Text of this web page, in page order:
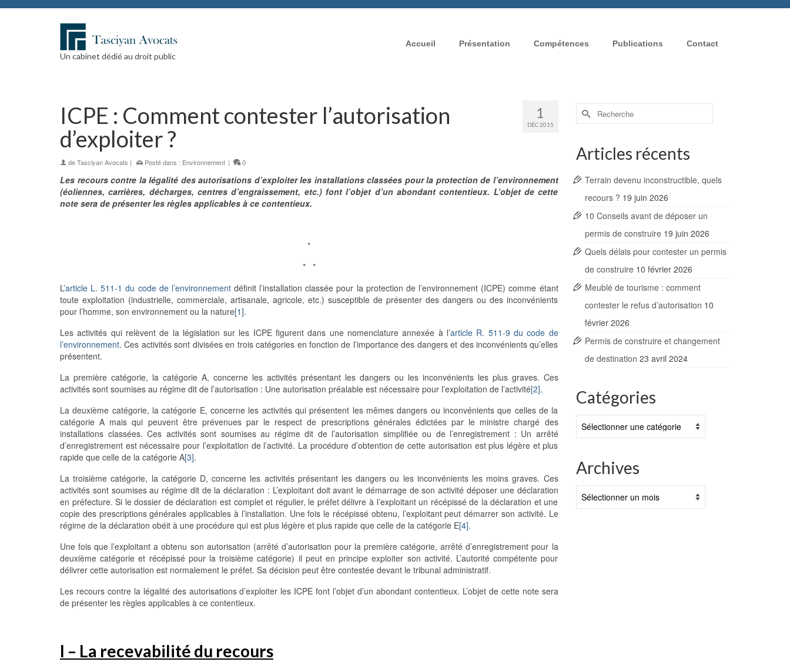
Un cabinet dédié au droit public
Accueil Présentation Compétences Publications Contact
1
DÉC 2015
ICPE : Comment contester l’autorisation
d’exploiter ?
deTasciyan Avocats | Posté dans : Environnement | 0
Les recours contre la légalité des autorisations d’exploiter les installations classées pour la protection de l’environnement
(éoliennes, carrières, décharges, centres d’engraissement, etc.) font l’objet d’un abondant contentieux. L’objet de cette
note sera de présenter les règles applicables à ce contentieux.
*
* *
L’article L. 511-1 du code de l’environnementdéfinit l’installation classée pour la protection de l’environnement (ICPE) comme étant
toute exploitation (industrielle, commerciale, artisanale, agricole, etc.) susceptible de présenter des dangers ou des inconvénients
pour l’homme, son environnement ou la nature[1].
Les activités qui relèvent de la législation sur les ICPE figurent dans une nomenclature annexée à l’article R. 511-9 du code de
l’environnement. Ces activités sont divisées en trois catégories en fonction de l’importance des dangers et des inconvénients qu’elles
présentent.
La première catégorie, la catégorie A, concerne les activités présentant les dangers ou les inconvénients les plus graves. Ces
activités sont soumises au régime dit de l’autorisation : Une autorisation préalable est nécessaire pour l’exploitation de l’activité[2].
La deuxième catégorie, la catégorie E, concerne les activités qui présentent les mêmes dangers ou inconvénients que celles de la
catégorie A mais qui peuvent être prévenues par le respect de prescriptions générales édictées par le ministre chargé des
installations classées. Ces activités sont soumises au régime dit de l’autorisation simplifiée ou de l’enregistrement : Un arrêté
d’enregistrement est nécessaire pour l’exploitation de l’activité. La procédure d’obtention de cette autorisation est plus légère et plus
rapide que celle de la catégorie A[3].
La troisième catégorie, la catégorie D, concerne les activités présentant les dangers ou les inconvénients les moins graves. Ces
activités sont soumises au régime dit de la déclaration : L’exploitant doit avant le démarrage de son activité déposer une déclaration
en préfecture. Si le dossier de déclaration est complet et régulier, le préfet délivre à l’exploitant un récépissé de la déclaration et une
copie des prescriptions générales applicables à l’installation. Une fois le récépissé obtenu, l’exploitant peut démarrer son activité. Le
régime de la déclaration obéit à une procédure qui est plus légère et plus rapide que celle de la catégorie E[4].
Une fois que l’exploitant a obtenu son autorisation (arrêté d’autorisation pour la première catégorie, arrêté d’enregistrement pour la
deuxième catégorie et récépissé pour la troisième catégorie) il peut en principe exploiter son activité. L’autorité compétente pour
délivrer cette autorisation est normalement le préfet. Sa décision peut être contestée devant le tribunal administratif.
Les recours contre la légalité des autorisations d’exploiter les ICPE font l’objet d’un abondant contentieux. L’objet de cette note sera
de présenter les règles applicables à ce contentieux.
I – La recevabilité du recours
Rechercher :
Articles récents
Terrain devenu inconstructible, quels
recours ? 19 juin 2026
10 Conseils avant de déposer un
permis de construire 19 juin 2026
Quels délais pour contester un permis
de construire 10 février 2026
Meublé de tourisme : comment
contester le refus d’autorisation 10
février 2026
Permis de construire et changement
de destination 23 avril 2024
Catégories
Archives